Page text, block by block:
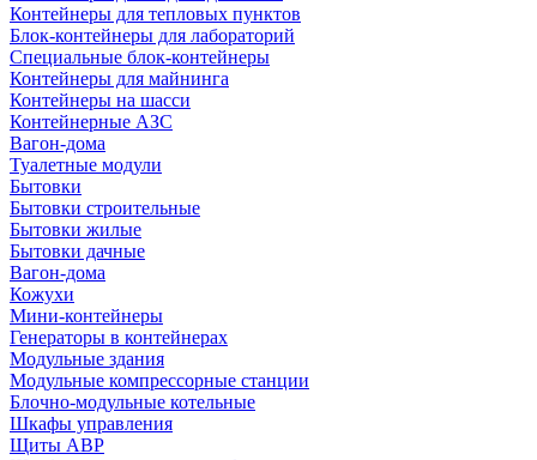
Контейнеры для тепловых пунктов
Блок-контейнеры для лабораторий
Специальные блок-контейнеры
Контейнеры для майнинга
Контейнеры на шасси
Контейнерные АЗС
Вагон-дома
Туалетные модули
Бытовки
Бытовки строительные
Бытовки жилые
Бытовки дачные
Вагон-дома
Кожухи
Мини-контейнеры
Генераторы в контейнерах
Модульные здания
Модульные компрессорные станции
Блочно-модульные котельные
Шкафы управления
Щиты АВР